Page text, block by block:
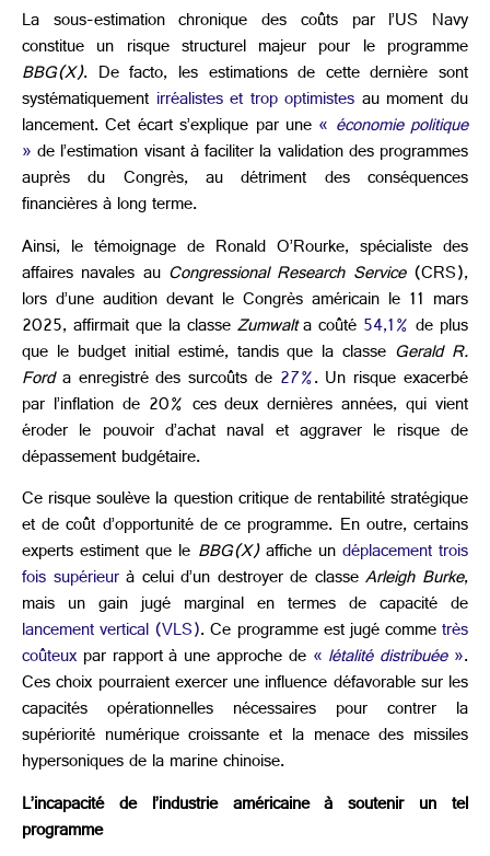
La sous-estimation chronique des coûts par l’US Navy
constitue un risque structurel majeur pour le programme
BBG(X). De facto, les estimations de cette dernière sont
systématiquement irréalistes et trop optimistes au moment du
lancement. Cet écart s’explique par une « économie politique
»de l’estimation visant à faciliter la validation des programmes
auprès du Congrès, au détriment des conséquences
financières à long terme.
Ainsi, le témoignage de Ronald O’Rourke, spécialiste des
affaires navales au Congressional Research Service(CRS),
lors d’une audition devant le Congrès américain le 11 mars
2025, affirmait que la classeZumwalta coûté 54,1% de plus
que le budget initial estimé, tandis que la classe Gerald R.
Forda enregistré des surcoûts de 27%. Un risque exacerbé
par l’inflation de 20% ces deux dernières années, qui vient
éroder le pouvoir d’achat naval et aggraver le risque de
dépassement budgétaire.
Ce risque soulève la question critique de rentabilité stratégique
et de coût d’opportunité de ce programme. En outre, certains
experts estiment que le BBG(X)affiche undéplacement trois
fois supérieurà celui d’un destroyer de classeArleigh Burke,
mais un gain jugé marginal en termes de capacité de
lancement vertical (VLS). Ce programme est jugé commetrès
coûteux par rapport à une approche de « létalité distribuée».
Ces choix pourraient exercer une influence défavorable sur les
capacités opérationnelles nécessaires pour contrer la
supériorité numérique croissante et la menace des missiles
hypersoniques de la marine chinoise.
L’incapacité de l’industrie américaine à soutenir un tel
programme